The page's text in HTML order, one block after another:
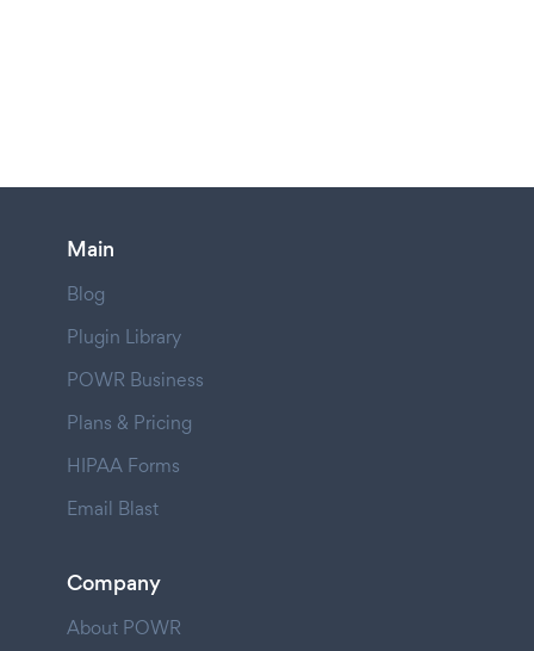
Main
Blog
Plugin Library
POWR Business
Plans & Pricing
HIPAA Forms
Email Blast
Company
About POWR